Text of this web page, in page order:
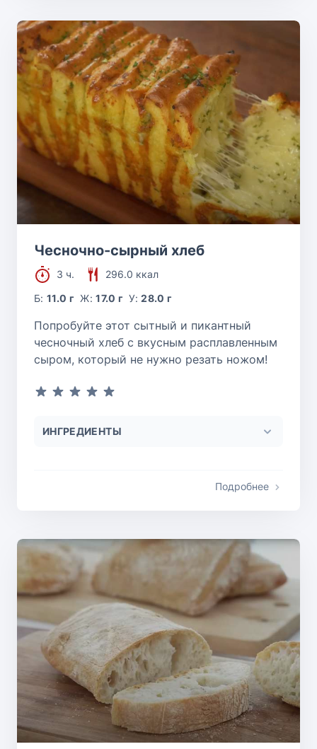
Чесночно-сырный хлеб
3 ч.
296.0 ккал
Б:11.0 г Ж:17.0 г У:28.0 г
Попробуйте этот сытный и пикантный
чесночный хлеб с вкусным расплавленным
сыром, который не нужно резать ножом!
ИНГРЕДИЕНТЫ
Подробнее